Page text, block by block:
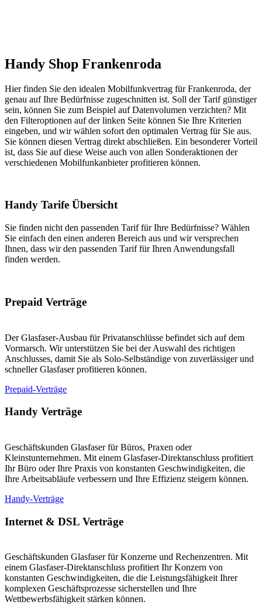
Handy Shop Frankenroda
Hier finden Sie den idealen Mobilfunkvertrag für Frankenroda, der
genau auf Ihre Bedürfnisse zugeschnitten ist. Soll der Tarif günstiger
sein, können Sie zum Beispiel auf Datenvolumen verzichten? Mit
den Filteroptionen auf der linken Seite können Sie Ihre Kriterien
eingeben, und wir wählen sofort den optimalen Vertrag für Sie aus.
Sie können diesen Vertrag direkt abschließen. Ein besonderer Vorteil
ist, dass Sie auf diese Weise auch von allen Sonderaktionen der
verschiedenen Mobilfunkanbieter profitieren können.
Handy Tarife Übersicht
Sie finden nicht den passenden Tarif für Ihre Bedürfnisse? Wählen
Sie einfach den einen anderen Bereich aus und wir versprechen
Ihnen, dass wir den passenden Tarif für Ihren Anwendungsfall
finden werden.
Prepaid Verträge
Der Glasfaser-Ausbau für Privatanschlüsse befindet sich auf dem
Vormarsch. Wir unterstützen Sie bei der Auswahl des richtigen
Anschlusses, damit Sie als Solo-Selbständige von zuverlässiger und
schneller Glasfaser profitieren können.
Prepaid-Verträge
Handy Verträge
Geschäftskunden Glasfaser für Büros, Praxen oder
Kleinstunternehmen. Mit einem Glasfaser-Direktanschluss profitiert
Ihr Büro oder Ihre Praxis von konstanten Geschwindigkeiten, die
Ihre Arbeitsabläufe verbessern und Ihre Effizienz steigern können.
Handy-Verträge
Internet & DSL Verträge
Geschäftskunden Glasfaser für Konzerne und Rechenzentren. Mit
einem Glasfaser-Direktanschluss profitiert Ihr Konzern von
konstanten Geschwindigkeiten, die die Leistungsfähigkeit Ihrer
komplexen Geschäftsprozesse sicherstellen und Ihre
Wettbewerbsfähigkeit stärken können.